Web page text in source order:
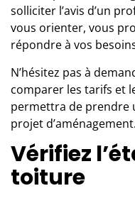
solliciter l’avis d’un
vous orienter, vous
répondre à vos
N’hésitez pas à
comparer les tarifs et
permettra de prendre
projet d’aménagement.
Vérifiez
toiture